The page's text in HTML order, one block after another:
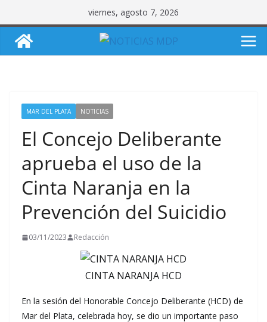
al
contenido
viernes, agosto 7, 2026
MAR DEL PLATA NOTICIAS
El Concejo Deliberante
aprueba el uso de la
Cinta Naranja en la
Prevención del Suicidio
03/11/2023 Redacción
CINTA NARANJA HCD
En la sesión del Honorable Concejo Deliberante (HCD) de
Mar del Plata, celebrada hoy, se dio un importante paso